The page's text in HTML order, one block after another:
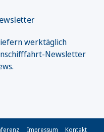
werktäglich
Newsletter
Impressum Kontakt